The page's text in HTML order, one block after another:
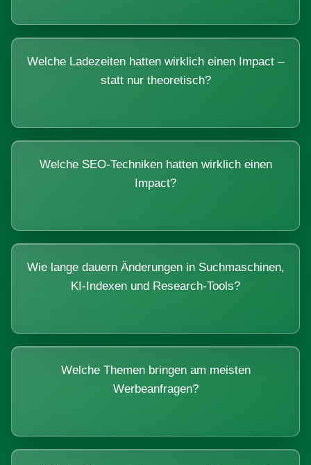
Welche Ladezeiten hatten wirklich einen Impact –
statt nur theoretisch?
Welche SEO-Techniken hatten wirklich einen
Impact?
Wie lange dauern Änderungen in Suchmaschinen,
KI-Indexen und Research-Tools?
Welche Themen bringen am meisten
Werbeanfragen?